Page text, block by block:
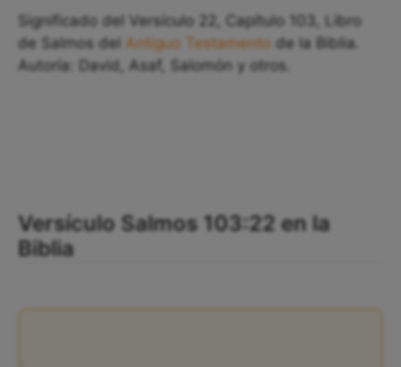
Significado del Versículo 22, Capítulo 103, Libro
de Salmos del Antiguo Testamento de la Biblia.
Autoría: David, Asaf, Salomón y otros.
Versículo Salmos 103:22 en la
Biblia